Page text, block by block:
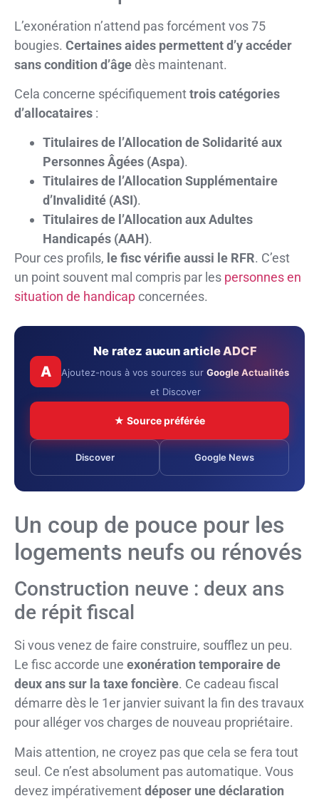
L’exonération n’attend pas forcément vos 75
bougies. Certaines aides permettent d’y accéder
sans condition d’âge dès maintenant.
Cela concerne spécifiquementtrois catégories
d’allocataires :
Titulaires de l’Allocation de Solidarité aux
Personnes Âgées (Aspa).
Titulaires de l’Allocation Supplémentaire
d’Invalidité (ASI).
Titulaires de l’Allocation aux Adultes
Handicapés (AAH).
Pour ces profils, le fisc vérifie aussi le RFR. C’est
un point souvent mal compris par les personnes en
situation de handicapconcernées.
A
Ne ratez aucun article ADCF
Ajoutez-nous à vos sources sur Google Actualités
et Discover
★ Source préférée
Discover Google News
Un coup de pouce pour les
logements neufs ou rénovés
Construction neuve : deux ans
de répit fiscal
Si vous venez de faire construire, soufflez un peu.
Le fisc accorde une exonération temporaire de
deux ans sur la taxe foncière. Ce cadeau fiscal
démarre dès le 1er janvier suivant la fin des travaux
pour alléger vos charges de nouveau propriétaire.
Mais attention, ne croyez pas que cela se fera tout
seul. Ce n’est absolument pas automatique. Vous
devez impérativementdéposer une déclaration